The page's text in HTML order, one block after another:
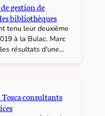
gestion de
bibliothèques
tenu leur deuxième
à la Bulac. Marc
résultats d’une…
consultants